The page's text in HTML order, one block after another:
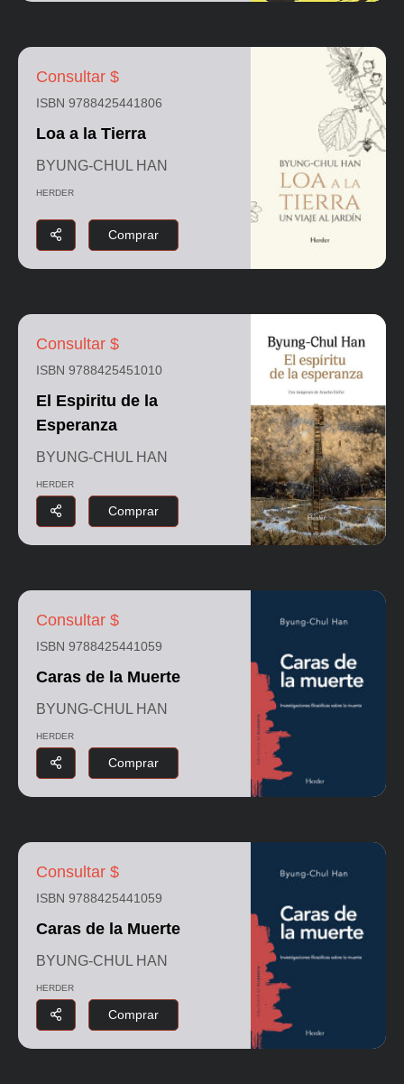
Consultar $
ISBN 9788425441806
Loa a la Tierra
BYUNG-CHUL HAN
HERDER
Comprar
Consultar $
ISBN 9788425451010
El Espiritu de la
Esperanza
BYUNG-CHUL HAN
HERDER
Comprar
Consultar $
ISBN 9788425441059
Caras de la Muerte
BYUNG-CHUL HAN
HERDER
Comprar
Consultar $
ISBN 9788425441059
Caras de la Muerte
BYUNG-CHUL HAN
HERDER
Comprar